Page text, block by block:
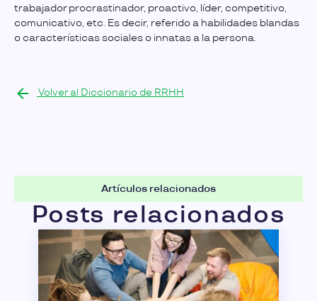
trabajador procrastinador, proactivo, líder, competitivo,
comunicativo, etc. Es decir, referido a habilidades blandas
o características sociales o innatas a la persona.
Volver al Diccionario de RRHH
Artículos relacionados
Posts relacionados